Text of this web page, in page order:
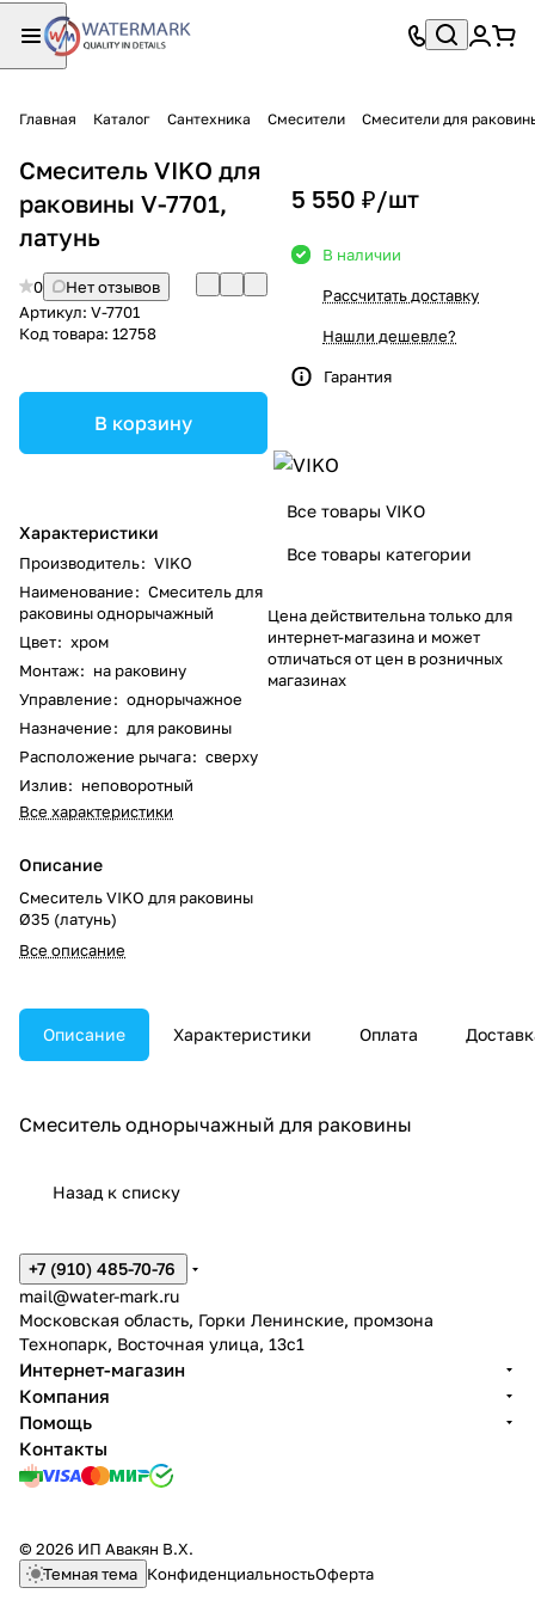
Главная Каталог Сантехника Смесители Смесители для
Смеситель VIKO для
раковины V-7701,
латунь
0
Нет отзывов
Артикул: V-7701
Код товара: 12758
В корзину
Характеристики
Производитель: VIKO
Наименование: Смеситель для
раковины однорычажный
Цвет: хром
Монтаж: на раковину
Управление: однорычажное
Назначение: для раковины
Расположение рычага: сверху
Излив: неповоротный
Все характеристики
Описание
Смеситель VIKO для раковины
Ø35 (латунь)
Все описание
5 550 ₽/шт
В наличии
Рассчитать доставку
Нашли дешевле?
Гарантия
Все товары VIKO
Все товары категории
Цена действительна только для
интернет-магазина и может
отличаться от цен в розничных
магазинах
Описание Характеристики Оплата
Смеситель однорычажный для раковины
Назад к списку
+7 (910) 485-70-76
mail@water-mark.ru
Московская область, Горки Ленинские, промзона
Технопарк, Восточная улица, 13с1
Интернет-магазин
Компания
Помощь
Контакты
© 2026 ИП Авакян В.Х.
Темная тема КонфиденциальностьОферта